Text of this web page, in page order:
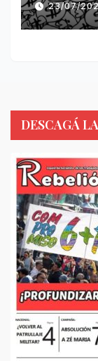
23/07/
DESCAGÁ